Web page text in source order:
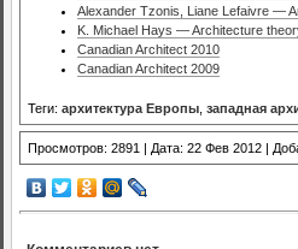
Alexander Tzonis, Liane Lefaivre —
K. Michael Hays — Architecture
Canadian Architect 2010
Canadian Architect 2009
Теги: архитектура Европы западная
Просмотров: 2891 | Дата: 22 Фев 2012 |